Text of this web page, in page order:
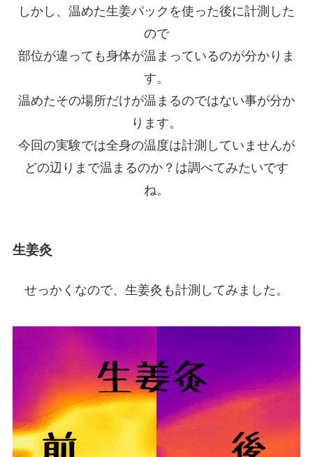
しかし、温めた生姜パックを使った後に計測した
ので
部位が違っても身体が温まっているのが分かりま
す。
温めたその場所だけが温まるのではない事が分か
ります。
今回の実験では全身の温度は計測していませんが
どの辺りまで温まるのか？は調べてみたいです
ね。
生姜灸
せっかくなので、生姜灸も計測してみました。